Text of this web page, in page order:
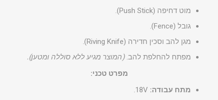
מוט דחיפה (Push Stick).
גובל (Fence).
מגן להב וסכין חדירה (Riving Knife).
מפתח להחלפת להב.(המוצר מגיע ללא סוללה ומטען).
מפרט טכני:
מתח עבודה: